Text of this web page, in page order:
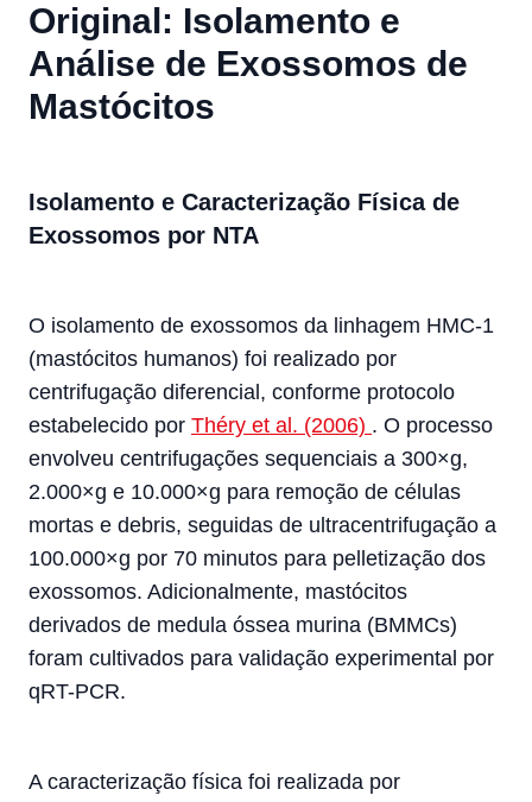
Original: Isolamento e
Análise de Exossomos de
Mastócitos
Isolamento e Caracterização Física de
Exossomos por NTA
O isolamento de exossomos da linhagem HMC-1
(mastócitos humanos) foi realizado por
centrifugação diferencial, conforme protocolo
estabelecido por Théry et al. (2006) . O processo
envolveu centrifugações sequenciais a 300×g,
2.000×g e 10.000×g para remoção de células
mortas e debris, seguidas de ultracentrifugação a
100.000×g por 70 minutos para pelletização dos
exossomos. Adicionalmente, mastócitos
derivados de medula óssea murina (BMMCs)
foram cultivados para validação experimental por
qRT-PCR.
A caracterização física foi realizada por